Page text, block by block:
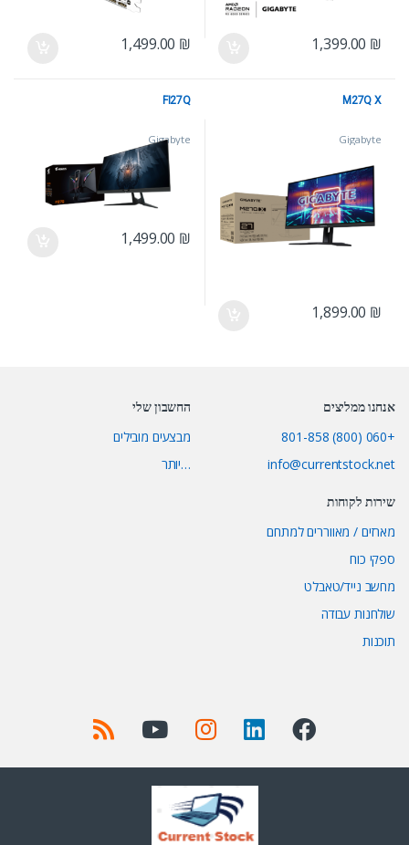
1,399.00 ₪
1,499.00 ₪
Gigabyte
M27Q X
1,899.00 ₪
Gigabyte
FI27Q
1,499.00 ₪
אנחנו ממליצים
+060 (800) 801-858
info@currentstock.net
החשבון שלי
מבצעים מובילים
…יותר
שירות לקוחות
מארזים / מאווררים למתחם
ספקי כוח
מחשב נייד/טאבלט
שולחנות עבודה
תוכנות